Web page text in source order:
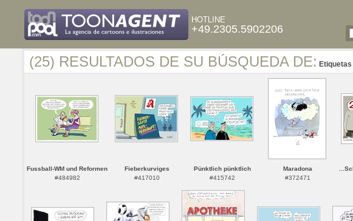
HOTLINE
+49.2305.5902206
(25) RESULTADOS DE SU BÚSQUEDA DE:
Fussball-WM und Reformen
#484982
Fieberkurviges
#417010
Pünktlich pünktlich
#415742
Maradona
#372471